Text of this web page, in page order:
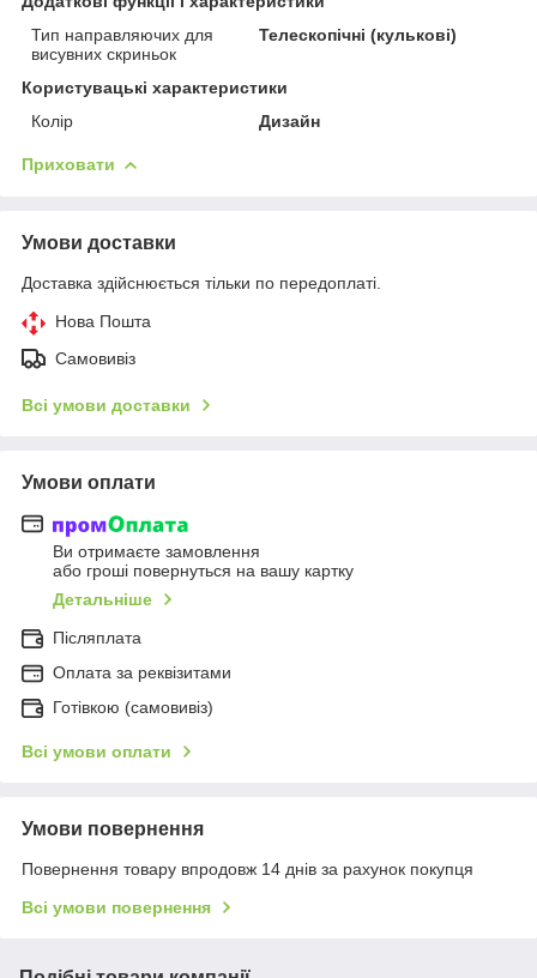
Тип направляючих для
висувних скриньок
Телескопічні (кулькові)
Користувацькі характеристики
Колір
Дизайн
Приховати
Умови доставки
Доставка здійснюється тільки по передоплаті.
Нова Пошта
Самовивіз
Всі умови доставки
Умови оплати
Ви отримаєте замовлення
або гроші повернуться на вашу картку
Детальніше
Післяплата
Оплата за реквізитами
Готівкою (самовивіз)
Всі умови оплати
Умови повернення
Повернення товару впродовж 14 днів за рахунок покупця
Всі умови повернення